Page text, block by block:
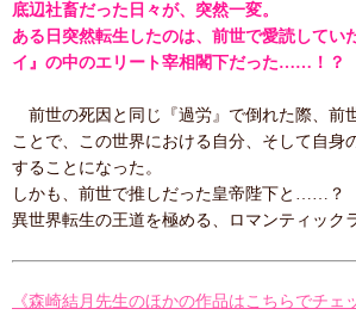
底辺社畜だった日々が、突然一変。
ある日突然転生したのは、前世で愛読してい
イ』の中のエリート宰相閣下だった……！？
前世の死因と同じ『過労』で倒れた際、前
ことで、この世界における自分、そして自身
することになった。
しかも、前世で推しだった皇帝陛下と……？
異世界転生の王道を極める、ロマンティック
《森崎結月先生のほかの作品はこちらでチェ